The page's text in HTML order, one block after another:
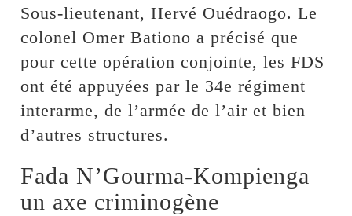
Sous-lieutenant, Hervé Ouédraogo. Le
colonel Omer Bationo a précisé que
pour cette opération conjointe, les FDS
ont été appuyées par le 34e régiment
interarme, de l’armée de l’air et bien
d’autres structures.
Fada N’Gourma-Kompienga
un axe criminogène